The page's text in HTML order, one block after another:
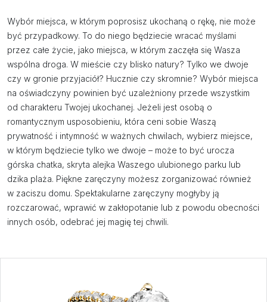
Wybór miejsca, w którym poprosisz ukochaną o rękę, nie może
być przypadkowy. To do niego będziecie wracać myślami
przez całe życie, jako miejsca, w którym zaczęła się Wasza
wspólna droga. W mieście czy blisko natury? Tylko we dwoje
czy w gronie przyjaciół? Hucznie czy skromnie? Wybór miejsca
na oświadczyny powinien być uzależniony przede wszystkim
od charakteru Twojej ukochanej. Jeżeli jest osobą o
romantycznym usposobieniu, która ceni sobie Waszą
prywatność i intymność w ważnych chwilach, wybierz miejsce,
w którym będziecie tylko we dwoje – może to być urocza
górska chatka, skryta alejka Waszego ulubionego parku lub
dzika plaża. Piękne zaręczyny możesz zorganizować również
w zaciszu domu. Spektakularne zaręczyny mogłyby ją
rozczarować, wprawić w zakłopotanie lub z powodu obecności
innych osób, odebrać jej magię tej chwili.